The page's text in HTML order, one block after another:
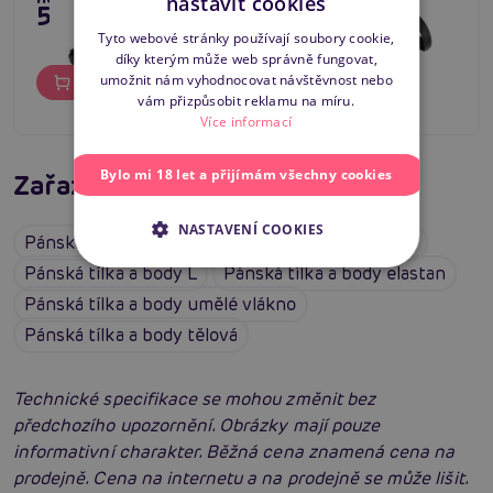
595 Kč
Do košíku
595 Kč
Do košíku
Zařazeno v kategoriích
Pánská tílka a body
Poslední šance! Výprodej
Pánská tílka a body L
Pánská tílka a body elastan
Pánská tílka a body umělé vlákno
Pánská tílka a body tělová
Technické specifikace se mohou změnit bez
předchozího upozornění. Obrázky mají pouze
informativní charakter. Běžná cena znamená cena na
prodejně. Cena na internetu a na prodejně se může lišit.
ENGLISH
Tyto webové stránky používají soubory cookie,
díky kterým může web správně fungovat,
umožnit nám vyhodnocovat návštěvnost nebo
vám přizpůsobit reklamu na míru.
Více informací
Bylo mi 18 let a přijímám všechny cookies
NASTAVENÍ COOKIES